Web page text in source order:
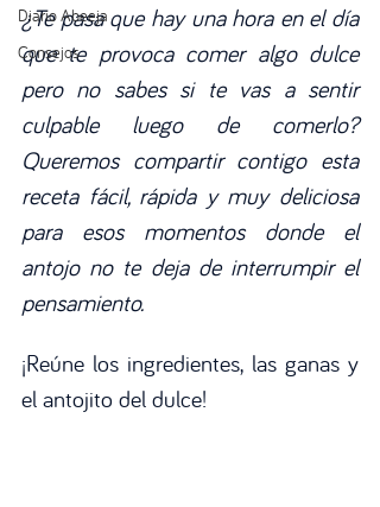
Diario Abeeja
Consejos
¿Te pasa que hay una hora en el día
que te provoca comer algo dulce
pero no sabes si te vas a sentir
culpable luego de comerlo?
Queremos compartir contigo esta
receta fácil, rápida y muy deliciosa
para esos momentos donde el
antojo no te deja de interrumpir el
pensamiento.
¡Reúne los ingredientes, las ganas y
el antojito del dulce!